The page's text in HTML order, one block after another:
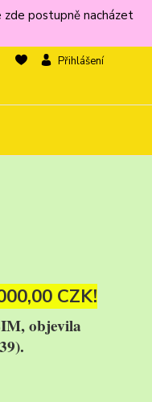
zde postupně nacházet
Přihlášení
CZK!
objevila